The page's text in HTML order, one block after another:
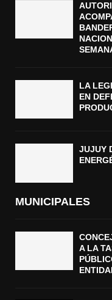
LA
EN
JUJUY
MUNICIPALES
A LA